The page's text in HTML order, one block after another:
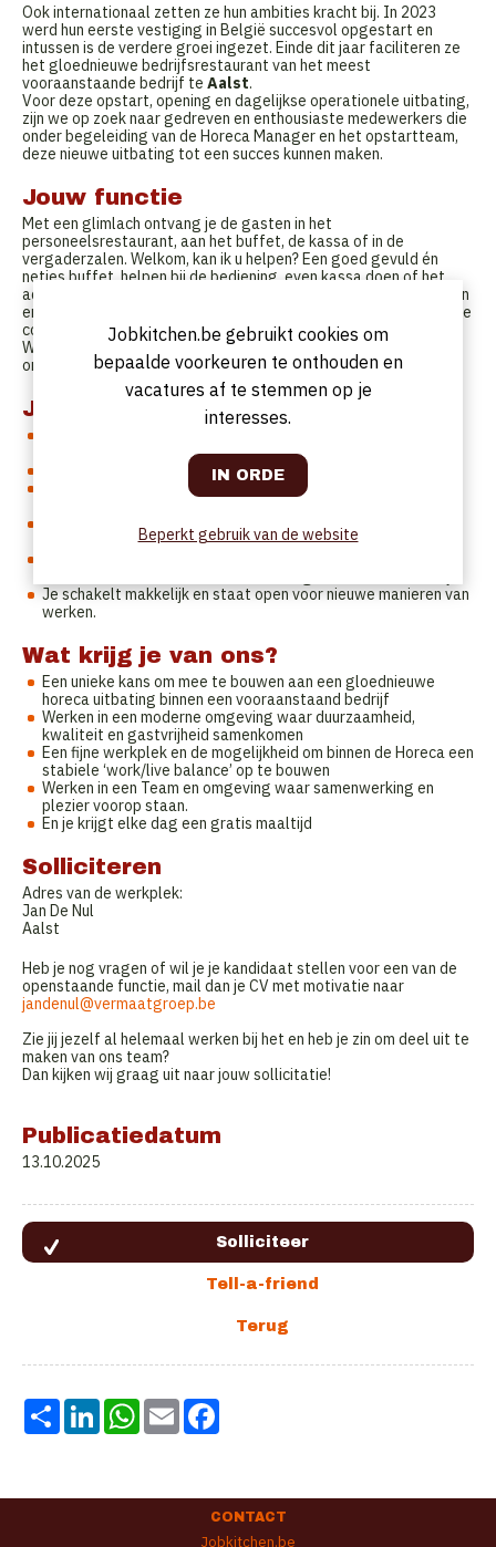
Ook internationaal zetten ze hun ambities kracht bij. In 2023
werd hun eerste vestiging in België succesvol opgestart en
intussen is de verdere groei ingezet. Einde dit jaar faciliteren ze
het gloednieuwe bedrijfsrestaurant van het meest
vooraanstaande bedrijf te Aalst.
Voor deze opstart, opening en dagelijkse operationele uitbating,
zijn we op zoek naar gedreven en enthousiaste medewerkers die
onder begeleiding van de Horeca Manager en het opstartteam,
deze nieuwe uitbating tot een succes kunnen maken.
Jouw functie
Met een glimlach ontvang je de gasten in het
personeelsrestaurant, aan het buffet, de kassa of in de
vergaderzalen. Welkom, kan ik u helpen? Een goed gevuld én
netjes buffet, helpen bij de bediening, even kassa doen of het
adviseren van een lekker/gezond hapje en drankje. De gasten zijn
enorm tevreden met je vriendelijke service, je hebt een paar dikke
complimenten gekregen. Top!
Wil je dit terugvinden in je job, dan ben jij de geschikte kandidaat
om ons team te versterken.
Jouw ingrediënten
Ervaring in de Horeca is fijn maar je motivatie is belangrijker
Je houdt van aanpakken en weet dat de horeca soms pittig
Je voelt feilloos aan wat de gast nodig heeft, nog voor die
het zelf vragen
Je schakelt makkelijk en staat open voor nieuwe manieren van
werken.
Wat krijg je van ons?
Een unieke kans om mee te bouwen aan een gloednieuwe
horeca uitbating binnen een vooraanstaand bedrijf
Werken in een moderne omgeving waar duurzaamheid,
kwaliteit en gastvrijheid samenkomen
Een fijne werkplek en de mogelijkheid om binnen de Horeca een
stabiele ‘work/live balance’ op te bouwen
Werken in een Team en omgeving waar samenwerking en
plezier voorop staan.
En je krijgt elke dag een gratis maaltijd
Solliciteren
Adres van de werkplek:
Jan De Nul
Aalst
Heb je nog vragen of wil je je kandidaat stellen voor een van de
openstaande functie, mail dan je CV met motivatie naar
jandenul@vermaatgroep.be
Zie jij jezelf al helemaal werken bij het en heb je zin om deel uit te
maken van ons team?
Dan kijken wij graag uit naar jouw sollicitatie!
Publicatiedatum
13.10.2025
Share LinkedInWhatsApp
Email
CONTACT
Jobkitchen.be
Jobkitchen.be gebruikt cookies om
bepaalde voorkeuren te onthouden en
vacatures af te stemmen op je
interesses.
Beperkt gebruik van de website